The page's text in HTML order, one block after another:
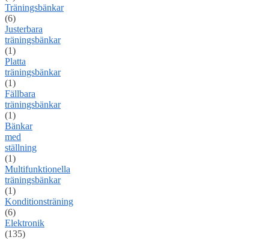
Träningsbänkar
(6)
Justerbara
träningsbänkar
(1)
Platta
träningsbänkar
(1)
Fällbara
träningsbänkar
(1)
Bänkar
med
ställning
(1)
Multifunktionella
träningsbänkar
(1)
Konditionsträning
(6)
Elektronik
(135)